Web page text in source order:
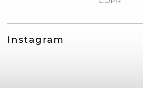
Instagram